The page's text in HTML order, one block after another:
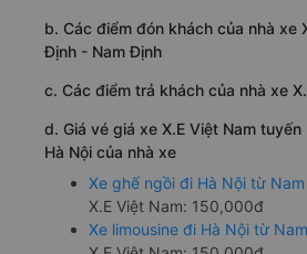
b. Các điểm đón khách của nhà xe
Định - Nam Định
c. Các điểm trả khách của nhà xe
d. Giá vé giá xe X.E Việt Nam
Hà Nội của nhà xe
Xe ghế ngồi đi Hà Nội từ
X.E Việt Nam: 150,000đ
Xe limousine đi Hà Nội từ